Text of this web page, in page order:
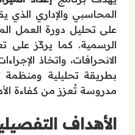
المحاسبي والإداري الذي
على تحليل دورة العمل
الرسمية. كما يركّز على
الانحرافات، واتخاذ
بطريقة تحليلية ومنظمة
مدروسة تُعزز من كفاءة
الأهداف